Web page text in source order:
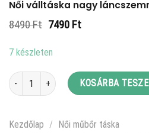
Női válltáska nagy
8490Ft Original
8490 Ft.
7490 FtCurrent
7 készleten
Női válltáska nagy láncszemmel, műbőr,
KOSÁRBA
Kezdőlap /
Női műbőr táska